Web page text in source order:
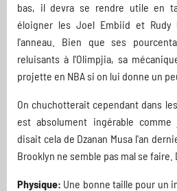
bas, il devra se rendre utile en
éloigner les Joel Embiid et
l'anneau. Bien que ses
reluisants à l'Olimpjia, sa
projette en NBA si on lui donne un
On chuchotterait cependant dans
est absolument ingérable comme
disait cela de Dzanan Musa l'an
Brooklyn ne semble pas mal se faire.
Physique: Une bonne taille pour un